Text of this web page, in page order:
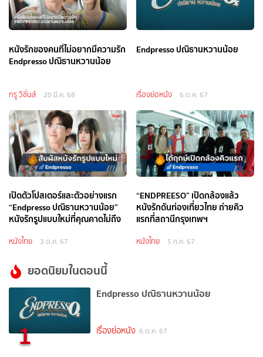
หนังรักของคนที่ไม่อยากมีความรัก
Endpresso ปณิธานหวานน้อย
ทรู วิชั่นส์ 20 มี.ค. 68
Endpresso ปณิธานหวานน้อย
เรื่องย่อหนัง 6 ต.ค. 67
เปิดตัวโปสเตอร์และตัวอย่างแรก
“Endpresso ปณิธานหวานน้อย”
หนังรักรูปแบบใหม่ที่คุณคาดไม่ถึง
หนังไทย 3 ต.ค. 67
“ENDPREESO” เปิดกล้องแล้ว
หนังรักดันท่องเที่ยวไทย ถ่ายคิว
แรกที่สถานีกรุงเทพฯ
หนังไทย 5 ก.ค. 67
ยอดนิยมในตอนนี้
1
Endpresso ปณิธานหวานน้อย
เรื่องย่อหนัง 6 ต.ค. 67